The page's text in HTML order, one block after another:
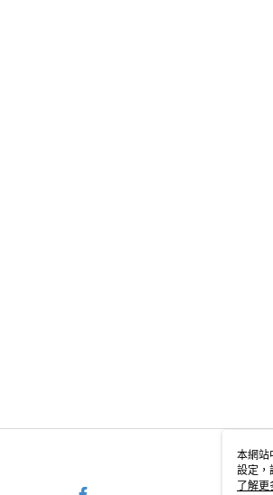
本網站
設定，
使用
了解